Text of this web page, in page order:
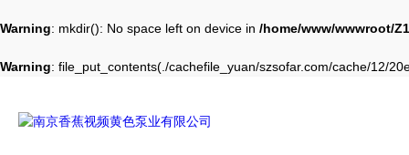
Warning: mkdir(): No space left on device in /home/www/wwwroot/
Warning: file_put_contents(./cachefile_yuan/szsofar.com/cache/12/